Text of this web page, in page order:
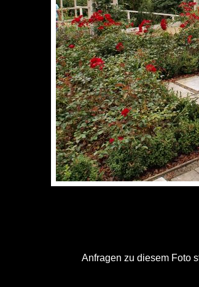
Anfragen zu diesem Foto